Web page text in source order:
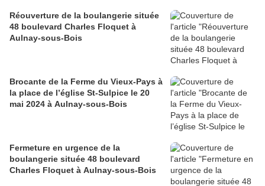
Réouverture de la boulangerie située
48 boulevard Charles Floquet à
Aulnay-sous-Bois
Brocante de la Ferme du Vieux-Pays à
la place de l’église St-Sulpice le 20
mai 2024 à Aulnay-sous-Bois
Fermeture en urgence de la
boulangerie située 48 boulevard
Charles Floquet à Aulnay-sous-Bois